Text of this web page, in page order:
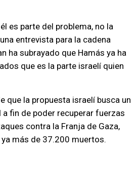
es parte del problema, no la
entrevista para la cadena
ha subrayado que Hamás ya ha
que es la parte israelí quien
que la propuesta israelí busca un
fin de poder recuperar fuerzas
contra la Franja de Gaza,
más de 37.200 muertos.